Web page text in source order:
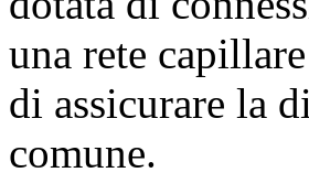
una rete
di assicurare la
comune.